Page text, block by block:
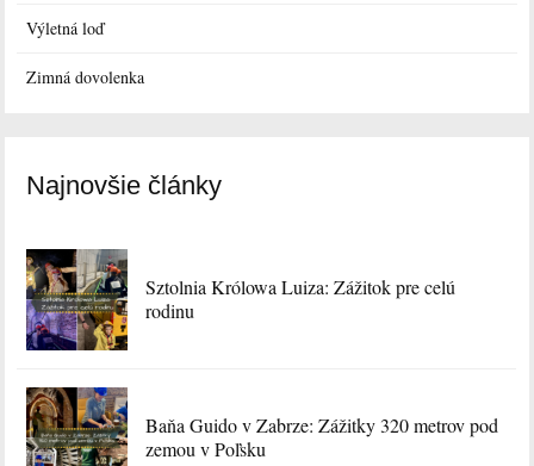
Výletná loď
Zimná dovolenka
Najnovšie články
Sztolnia Królowa Luiza: Zážitok pre celú
rodinu
Baňa Guido v Zabrze: Zážitky 320 metrov pod
zemou v Poľsku